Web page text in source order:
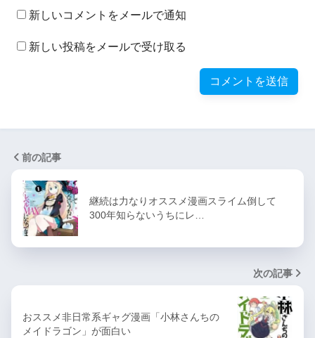
新しいコメントをメールで通知
新しい投稿をメールで受け取る
前の記事
継続は力なりオススメ漫画スライム倒して
300年知らないうちにレ…
次の記事
おススメ非日常系ギャグ漫画「小林さんちの
メイドラゴン」が面白い